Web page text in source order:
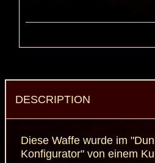
DESCRIPTION
Diese Waffe wurde im
Konfigurator" von einem